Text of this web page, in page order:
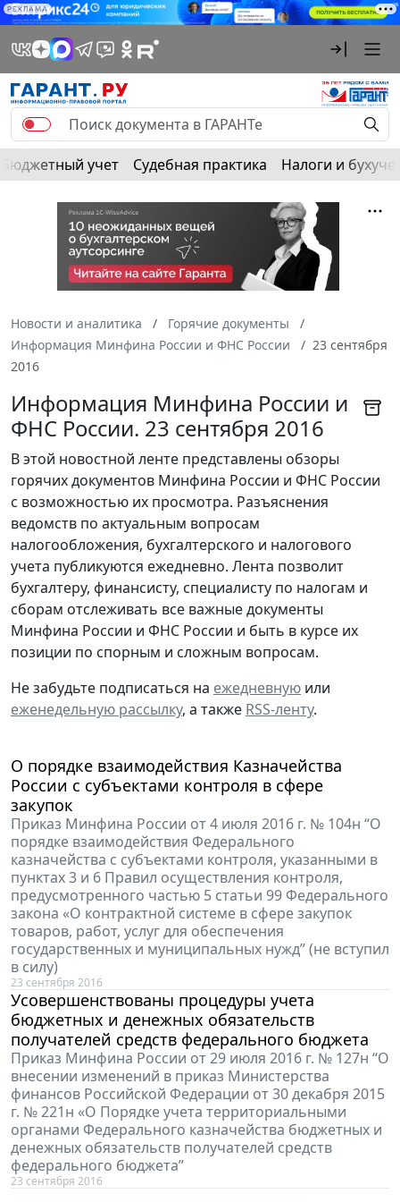
РЕКЛАМА
Бюджетный учет Судебная практика Налоги и
Новости и аналитика
Горячие документы
Информация Минфина России и ФНС России
23 сентября
2016
Информация Минфина России и
ФНС России. 23 сентября 2016
В этой новостной ленте представлены обзоры
горячих документов Минфина России и ФНС России
с возможностью их просмотра. Разъяснения
ведомств по актуальным вопросам
налогообложения, бухгалтерского и налогового
учета публикуются ежедневно. Лента позволит
бухгалтеру, финансисту, специалисту по налогам и
сборам отслеживать все важные документы
Минфина России и ФНС России и быть в курсе их
позиции по спорным и сложным вопросам.
Не забудьте подписаться на ежедневную или
еженедельную рассылку, а также RSS-ленту.
О порядке взаимодействия Казначейства
России с субъектами контроля в сфере
закупок
Приказ Минфина России от 4 июля 2016 г. № 104н “О
порядке взаимодействия Федерального
казначейства с субъектами контроля, указанными в
пунктах 3 и 6 Правил осуществления контроля,
предусмотренного частью 5 статьи 99 Федерального
закона «О контрактной системе в сфере закупок
товаров, работ, услуг для обеспечения
государственных и муниципальных нужд” (не вступил
в силу)
23 сентября 2016
Усовершенствованы процедуры учета
бюджетных и денежных обязательств
получателей средств федерального бюджета
Приказ Минфина России от 29 июля 2016 г. № 127н “О
внесении изменений в приказ Министерства
финансов Российской Федерации от 30 декабря 2015
г. № 221н «О Порядке учета территориальными
органами Федерального казначейства бюджетных и
денежных обязательств получателей средств
федерального бюджета”
23 сентября 2016